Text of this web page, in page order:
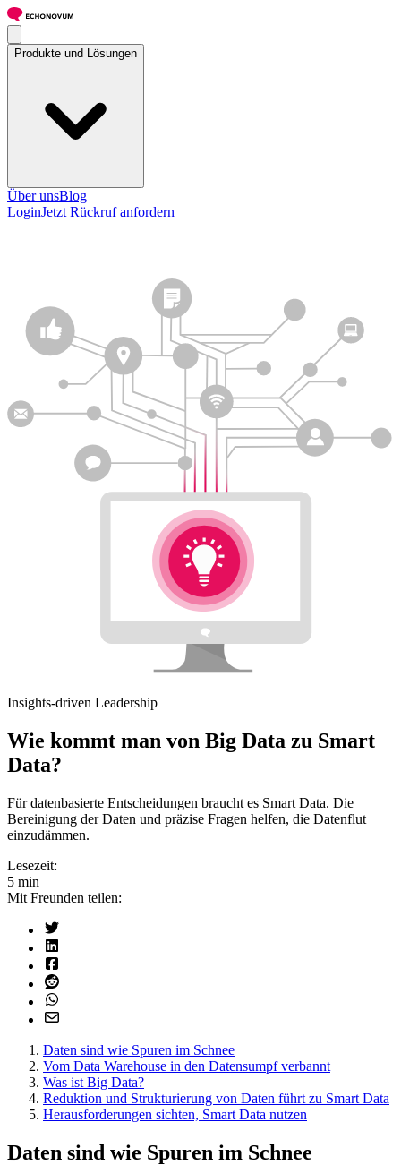
Produkte und Lösungen
Über unsBlog
LoginJetzt Rückruf anfordern
Insights-driven Leadership
Wie kommt man von Big Data zu Smart
Data?
Für datenbasierte Entscheidungen braucht es Smart Data. Die
Bereinigung der Daten und präzise Fragen helfen, die Datenflut
einzudämmen.
Lesezeit:
5 min
Mit Freunden teilen:
Daten sind wie Spuren im Schnee
Vom Data Warehouse in den Datensumpf verbannt
Was ist Big Data?
Reduktion und Strukturierung von Daten führt zu Smart Data
Herausforderungen sichten, Smart Data nutzen
Daten sind wie Spuren im Schnee